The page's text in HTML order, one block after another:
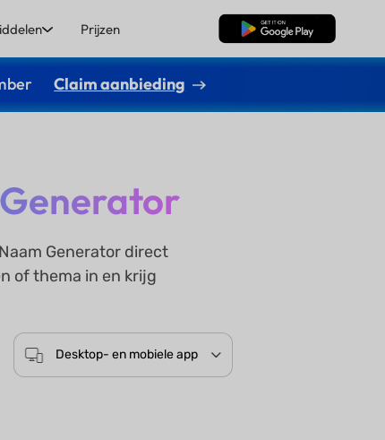
Prijzen Gratis Download
Claim aanbieding
Generator direct
of thema in en krijg
Desktop- en mobiele app